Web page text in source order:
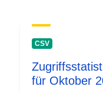
Identifikatoren:
CSV
für Oktober